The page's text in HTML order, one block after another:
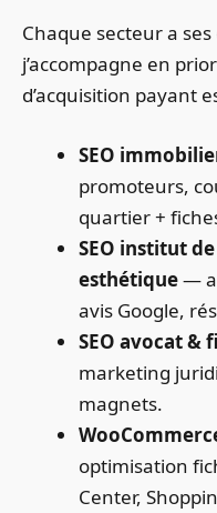
Chaque secteur a ses
j’accompagne en
d’acquisition payant
SEO
promoteurs,
quartier +
SEO institut
esthétique—
avis Google,
SEO avocat &
marketing
magnets.
optimisation
Center,